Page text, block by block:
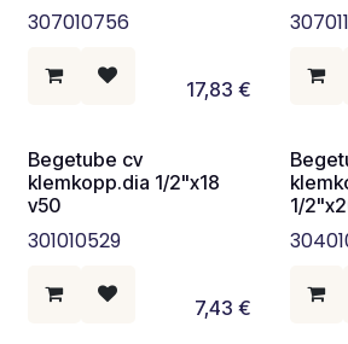
307010756
17,83 €
Begetube cv
klemkopp.dia 1/2"x18
v50
301010529
7,43 €
1/